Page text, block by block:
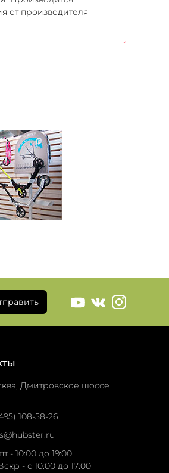
от производителя
Дмитровское шоссе
108-58-26
- 10:00 до 19:00
- с 10:00 до 17:00